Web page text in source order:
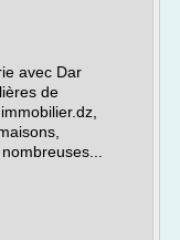
avec Dar
de